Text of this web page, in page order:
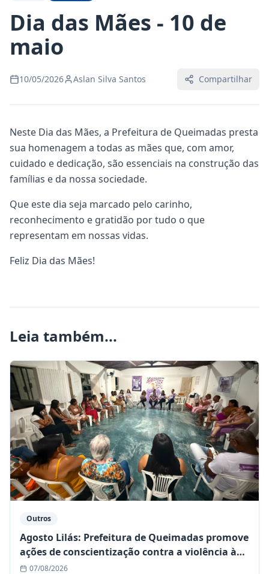
Dia das Mães - 10 de
maio
10/05/2026 Aslan Silva Santos Compartilhar
Neste Dia das Mães, a Prefeitura de Queimadas presta
sua homenagem a todas as mães que, com amor,
cuidado e dedicação, são essenciais na construção das
famílias e da nossa sociedade.
Que este dia seja marcado pelo carinho,
reconhecimento e gratidão por tudo o que
representam em nossas vidas.
Feliz Dia das Mães!
Leia também...
Outros
Agosto Lilás: Prefeitura de Queimadas promove
ações de conscientização contra a violência à
mulher
07/08/2026